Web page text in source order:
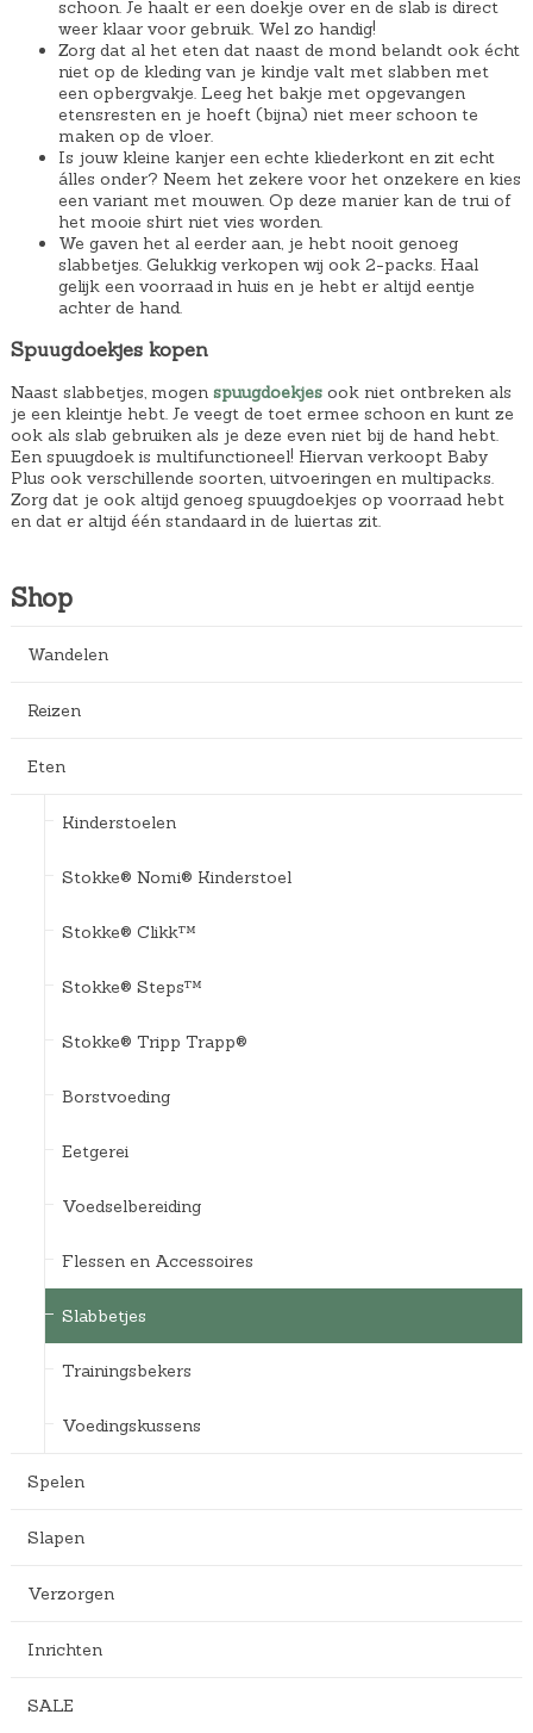
schoon. Je haalt er een doekje over en de slab is direct
weer klaar voor gebruik. Wel zo handig!
Zorg dat al het eten dat naast de mond belandt ook écht
niet op de kleding van je kindje valt met slabben met
een opbergvakje. Leeg het bakje met opgevangen
etensresten en je hoeft (bijna) niet meer schoon te
maken op de vloer.
Is jouw kleine kanjer een echte kliederkont en zit echt
álles onder? Neem het zekere voor het onzekere en kies
een variant met mouwen. Op deze manier kan de trui of
het mooie shirt niet vies worden.
We gaven het al eerder aan, je hebt nooit genoeg
slabbetjes. Gelukkig verkopen wij ook 2-packs. Haal
gelijk een voorraad in huis en je hebt er altijd eentje
achter de hand.
Spuugdoekjes kopen
Naast slabbetjes, mogen spuugdoekjesook niet ontbreken als
je een kleintje hebt. Je veegt de toet ermee schoon en kunt ze
ook als slab gebruiken als je deze even niet bij de hand hebt.
Een spuugdoek is multifunctioneel! Hiervan verkoopt Baby
Plus ook verschillende soorten, uitvoeringen en multipacks.
Zorg dat je ook altijd genoeg spuugdoekjes op voorraad hebt
en dat er altijd één standaard in de luiertas zit.
Shop
Wandelen
Reizen
Eten
Kinderstoelen
Stokke® Nomi® Kinderstoel
Stokke® Clikk™
Stokke® Steps™
Stokke® Tripp Trapp®
Borstvoeding
Eetgerei
Voedselbereiding
Flessen en Accessoires
Slabbetjes
Trainingsbekers
Voedingskussens
Spelen
Slapen
Verzorgen
Inrichten
SALE